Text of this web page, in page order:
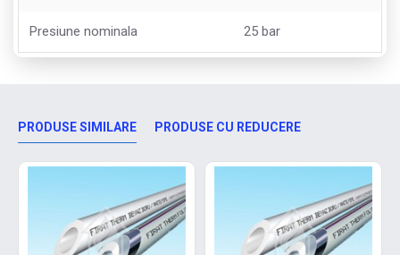
Presiune nominala 25 bar
PRODUSE SIMILARE PRODUSE CU REDUCERE